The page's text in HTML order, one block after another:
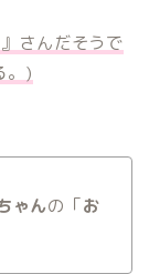
』さんだそうで
。)
ゃんの「お